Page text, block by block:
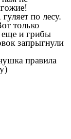
по лесу.
только
еще и грибы
запрыгнули
правила